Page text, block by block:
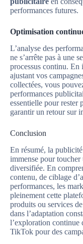
performances futures.
Optimisation
L’analyse des
ne s’arrête pas à une
processus continu. En
ajustant vos
collectées, vous
performances
essentielle pour rester
garantir un retour sur
Conclusion
En résumé, la
immense pour toucher
diversifiée. En
contenu, de ciblage
performances, les
pleinement cette
produits ou services
dans l’adaptation
l’exploration continue
TikTok pour des